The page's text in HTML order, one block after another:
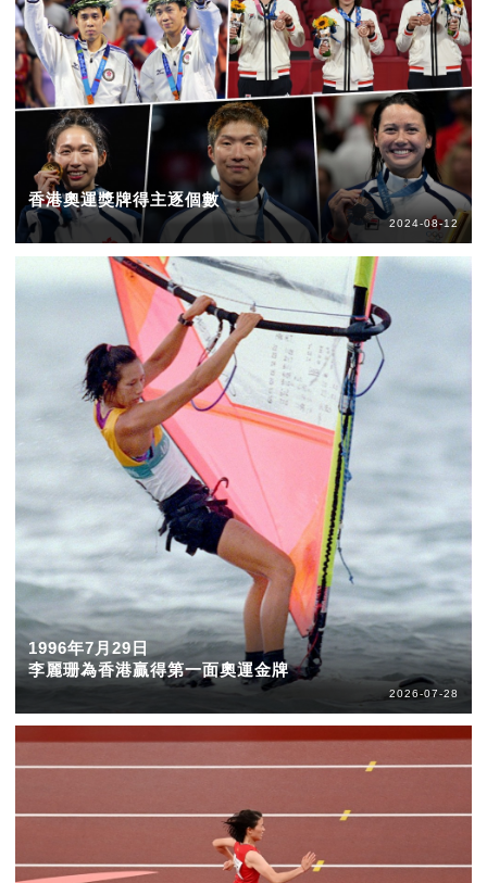
香港奧運獎牌得主逐個數
2024-08-12
1996年7月29日
李麗珊為香港贏得第一面奧運金牌
2026-07-28